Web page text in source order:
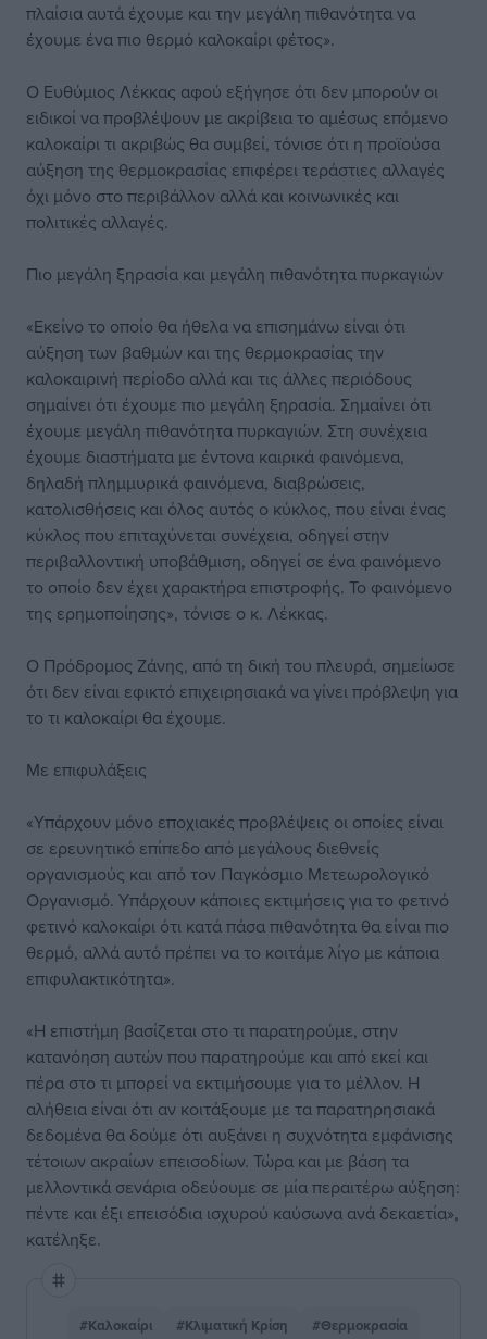
πλαίσια αυτά έχουμε και την μεγάλη πιθανότητα να
έχουμε ένα πιο θερμό καλοκαίρι φέτος».
Ο Ευθύμιος Λέκκας αφού εξήγησε ότι δεν μπορούν οι
ειδικοί να προβλέψουν με ακρίβεια το αμέσως επόμενο
καλοκαίρι τι ακριβώς θα συμβεί, τόνισε ότι η προϊούσα
αύξηση της θερμοκρασίας επιφέρει τεράστιες αλλαγές
όχι μόνο στο περιβάλλον αλλά και κοινωνικές και
πολιτικές αλλαγές.
Πιο μεγάλη ξηρασία και μεγάλη πιθανότητα πυρκαγιών
«Εκείνο το οποίο θα ήθελα να επισημάνω είναι ότι
αύξηση των βαθμών και της θερμοκρασίας την
καλοκαιρινή περίοδο αλλά και τις άλλες περιόδους
σημαίνει ότι έχουμε πιο μεγάλη ξηρασία. Σημαίνει ότι
έχουμε μεγάλη πιθανότητα πυρκαγιών. Στη συνέχεια
έχουμε διαστήματα με έντονα καιρικά φαινόμενα,
δηλαδή πλημμυρικά φαινόμενα, διαβρώσεις,
κατολισθήσεις και όλος αυτός ο κύκλος, που είναι ένας
κύκλος που επιταχύνεται συνέχεια, οδηγεί στην
περιβαλλοντική υποβάθμιση, οδηγεί σε ένα φαινόμενο
το οποίο δεν έχει χαρακτήρα επιστροφής. Το φαινόμενο
της ερημοποίησης», τόνισε ο κ. Λέκκας.
Ο Πρόδρομος Ζάνης, από τη δική του πλευρά, σημείωσε
ότι δεν είναι εφικτό επιχειρησιακά να γίνει πρόβλεψη για
το τι καλοκαίρι θα έχουμε.
Με επιφυλάξεις
«Υπάρχουν μόνο εποχιακές προβλέψεις οι οποίες είναι
σε ερευνητικό επίπεδο από μεγάλους διεθνείς
οργανισμούς και από τον Παγκόσμιο Μετεωρολογικό
Οργανισμό. Υπάρχουν κάποιες εκτιμήσεις για το φετινό
φετινό καλοκαίρι ότι κατά πάσα πιθανότητα θα είναι πιο
θερμό, αλλά αυτό πρέπει να το κοιτάμε λίγο με κάποια
επιφυλακτικότητα».
«Η επιστήμη βασίζεται στο τι παρατηρούμε, στην
κατανόηση αυτών που παρατηρούμε και από εκεί και
πέρα στο τι μπορεί να εκτιμήσουμε για το μέλλον. Η
αλήθεια είναι ότι αν κοιτάξουμε με τα παρατηρησιακά
δεδομένα θα δούμε ότι αυξάνει η συχνότητα εμφάνισης
τέτοιων ακραίων επεισοδίων. Τώρα και με βάση τα
μελλοντικά σενάρια οδεύουμε σε μία περαιτέρω αύξηση:
πέντε και έξι επεισόδια ισχυρού καύσωνα ανά δεκαετία»,
κατέληξε.
#Καλοκαίρι #Κλιματική Κρίση #Θερμοκρασία